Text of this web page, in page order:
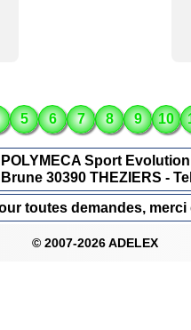
5 6 7 8 9 10
POLYMECA Sport Evolution
30390 THEZIERS -
toutes demandes,
© 2007-2026 ADELEX